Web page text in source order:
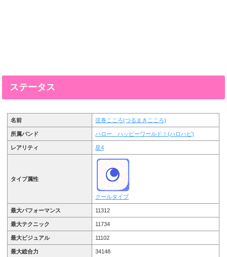
ステータス
名前 弦巻こころ(つるまきこころ)
所属バンド ハロー、ハッピーワールド！(ハロハピ)
レアリティ 星4
タイプ属性
クールタイプ
最大パフォーマンス 11312
最大テクニック 11734
最大ビジュアル 11102
最大総合力 34148